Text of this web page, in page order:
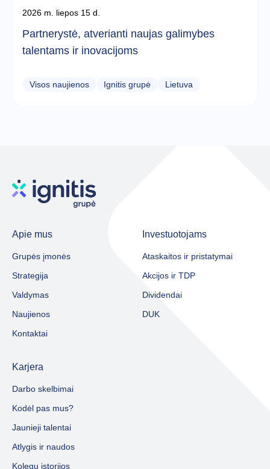
2026 m. liepos 15 d.
Partnerystė, atverianti naujas galimybes
talentams ir inovacijoms
Visos naujienos Ignitis grupė Lietuva
Apie mus
Grupės įmonės
Strategija
Valdymas
Naujienos
Kontaktai
Investuotojams
Ataskaitos ir pristatymai
Akcijos ir TDP
Dividendai
DUK
Karjera
Darbo skelbimai
Kodėl pas mus?
Jaunieji talentai
Atlygis ir naudos
Kolegų istorijos